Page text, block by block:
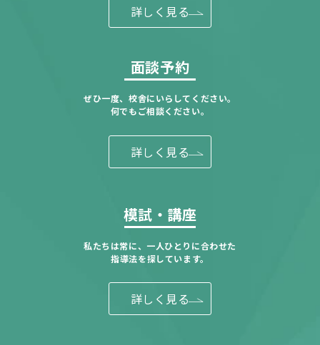
詳しく見る
面談予約
ぜひ一度、校舎にいらしてください。
何でもご相談ください。
詳しく見る
模試・講座
私たちは常に、一人ひとりに合わせた
指導法を探しています。
詳しく見る